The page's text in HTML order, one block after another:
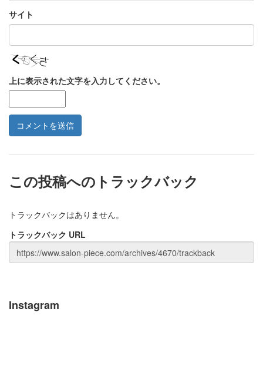
サイト
上に表示された文字を入力してください。
この投稿へのトラックバック
トラックバックはありません。
トラックバック URL
Instagram